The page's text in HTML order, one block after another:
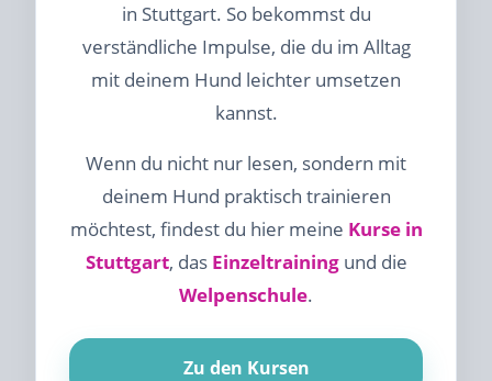
in Stuttgart. So bekommst du
verständliche Impulse, die du im Alltag
mit deinem Hund leichter umsetzen
kannst.
Wenn du nicht nur lesen, sondern mit
deinem Hund praktisch trainieren
möchtest, findest du hier meine Kurse in
Stuttgart, das Einzeltrainingund die
Welpenschule.
Zu den Kursen